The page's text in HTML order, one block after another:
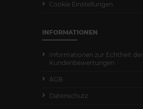
Cookie Einstellungen
INFORMATIONEN
Informationen zur Echtheit der
Kundenbewertungen
AGB
Datenschutz